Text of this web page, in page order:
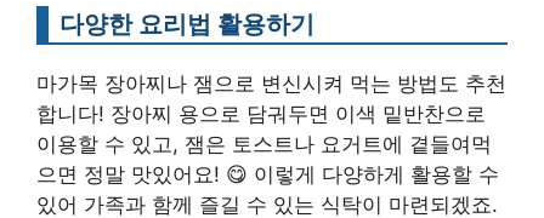
다양한 요리법 활용하기
마가목 장아찌나 잼으로 변신시켜 먹는 방법도 추천
합니다! 장아찌 용으로 담궈두면 이색 밑반찬으로
이용할 수 있고, 잼은 토스트나 요거트에 곁들여먹
으면 정말 맛있어요! 😋 이렇게 다양하게 활용할 수
있어 가족과 함께 즐길 수 있는 식탁이 마련되겠죠.